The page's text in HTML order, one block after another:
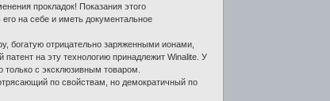
прокладок! Показания этого
на себе и иметь документальное
богатую отрицательно заряженными ионами,
на эту технологию принадлежит Winalite. У
с эксклюзивным товаром.
по свойствам, но демократичный по